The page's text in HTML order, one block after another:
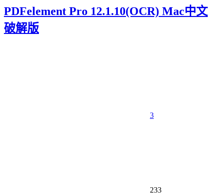
PDFelement Pro 12.1.10(OCR) Mac中文
破解版
3
233